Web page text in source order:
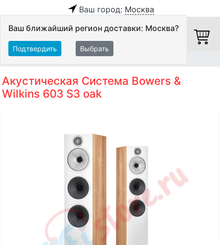
Ваш город: Москва
Ваш ближайший регион доставки: Москва?
Подтвердить Выбрать
Акустическая Система Bowers &
Wilkins 603 S3 oak